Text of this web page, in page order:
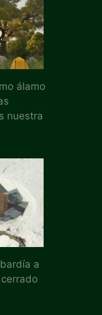
álamo
nuestra
a